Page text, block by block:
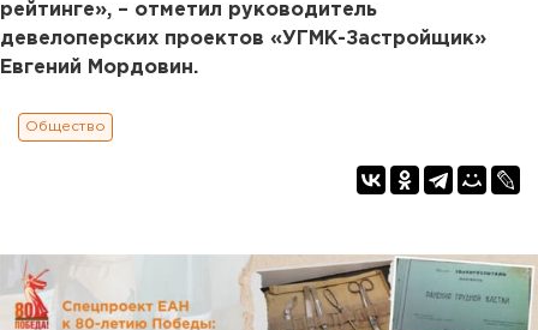
рейтинге», – отметил руководитель
девелоперских проектов «УГМК-Застройщик»
Евгений Мордовин.
Общество